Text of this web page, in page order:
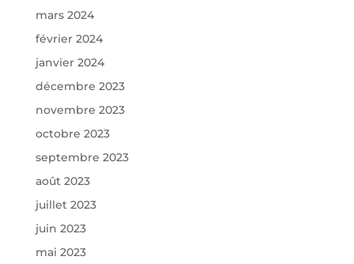
mars 2024
février 2024
janvier 2024
décembre 2023
novembre 2023
octobre 2023
septembre 2023
août 2023
juillet 2023
juin 2023
mai 2023